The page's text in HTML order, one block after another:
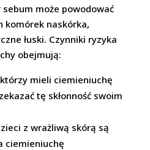
może powodować
komórek naskórka,
łuski. Czynniki ryzyka
obejmują:
mieli ciemieniuchę
tę skłonność swoim
z wrażliwą skórą są
ciemieniuchę